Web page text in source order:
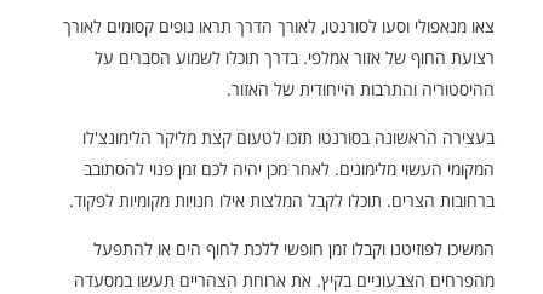
צאו מנאפולי וסעו לסורנטו, לאורך הדרך תראו נופים קסומים לאורך
רצועת החוף של אזור אמלפי. בדרך תוכלו לשמוע הסברים על
ההיסטוריה והתרבות הייחודית של האזור.
בעצירה הראשונה בסורנטו תזכו לטעום קצת מליקר הלימונצ'לו
המקומי העשוי מלימונים. לאחר מכן יהיה לכם זמן פנוי להסתובב
ברחובות הצרים. תוכלו לקבל המלצות אילו חנויות מקומיות לפקוד.
המשיכו לפוזיטנו וקבלו זמן חופשי ללכת לחוף הים או להתפעל
מהפרחים הצבעוניים בקיץ. את ארוחת הצהריים תעשו במסעדה